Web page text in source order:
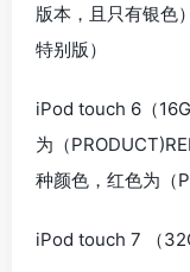
版本，且只有银色
特别版）
iPod touch 6（
为（
种颜色，红色为（
iPod touch 7 （